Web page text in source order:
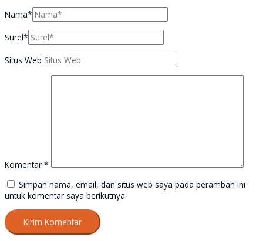
Nama*
Surel*
Situs Web
Komentar *
Simpan nama, email, dan situs web saya pada peramban ini
untuk komentar saya berikutnya.